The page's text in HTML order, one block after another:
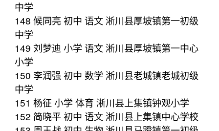
中学
148 候同亮 初中 语文 淅川县厚坡镇第一初级
中学
149 刘梦迪 小学 语文 淅川县厚坡镇第一中心
小学
150 李润强 初中 数学 淅川县老城镇老城初级
中学
151 杨征 小学 体育 淅川县上集镇钟观小学
152 简晓平 初中 语文 淅川县上集镇中心学校